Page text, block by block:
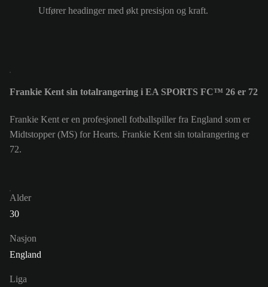
Utfører headinger med økt presisjon og kraft.
Frankie Kent sin totalrangering i EA SPORTS FC™ 26 er 72
Frankie Kent er en profesjonell fotballspiller fra England som er
Midtstopper (MS) for Hearts. Frankie Kent sin totalrangering er
72.
Alder
30
Nasjon
England
Liga